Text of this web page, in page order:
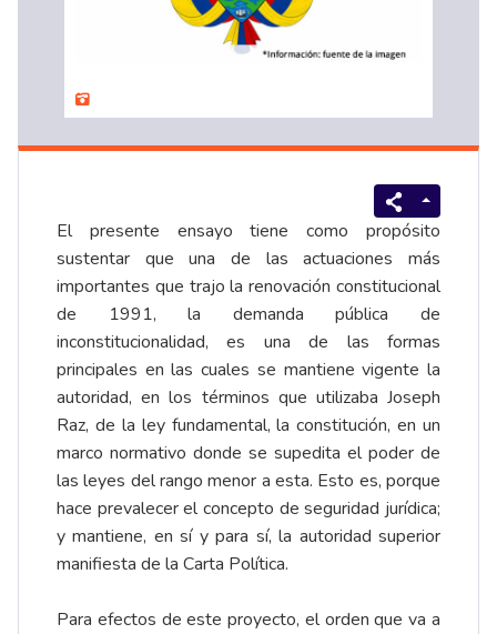
El presente ensayo tiene como propósito
sustentar que una de las actuaciones más
importantes que trajo la renovación constitucional
de 1991, la demanda pública de
inconstitucionalidad, es una de las formas
principales en las cuales se mantiene vigente la
autoridad, en los términos que utilizaba Joseph
Raz, de la ley fundamental, la constitución, en un
marco normativo donde se supedita el poder de
las leyes del rango menor a esta. Esto es, porque
hace prevalecer el concepto de seguridad jurídica;
y mantiene, en sí y para sí, la autoridad superior
manifiesta de la Carta Política.
Para efectos de este proyecto, el orden que va a